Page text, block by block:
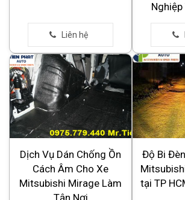
Nghiệp
Dịch Vụ Dán Chống Ồn
Cách Âm Cho Xe
Mitsubishi Mirage Làm
Độ Bi
tại TP